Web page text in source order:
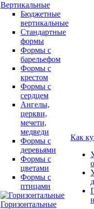
Вертикальные
Бюджетные
вертикальные
Стандартные
формы
Формы с
барельефом
Формы с
крестом
Формы с
сердцем
Ангелы,
церкви,
мечети,
медведи
Формы с
деревьями
Формы с
цветами
Формы с
птицами
Горизонтальные
Как